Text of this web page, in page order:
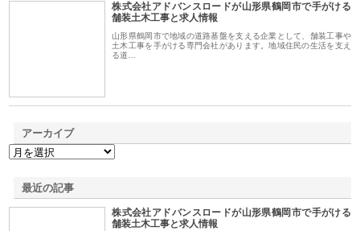
株式会社アドバンスロードが山形県鶴岡市で手がける
舗装土木工事と求人情報
山形県鶴岡市で地域の道路基盤を支える企業として、舗装工事や
土木工事を手がける専門会社があります。地域住民の生活を支え
る道…
アーカイブ
最近の記事
株式会社アドバンスロードが山形県鶴岡市で手がける
舗装土木工事と求人情報